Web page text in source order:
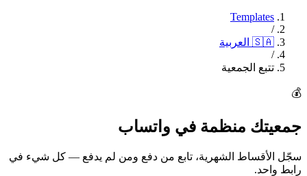
Templates
/
🇸🇦 العربية
/
تتبع الجمعية
💰
جمعيتك منظمة في واتساب
سجّل الأقساط الشهرية، تابع من دفع ومن لم يدفع — كل شيء في
رابط واحد.